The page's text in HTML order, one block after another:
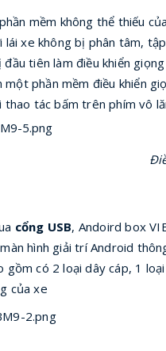
mềm không thể thiếu
xe không bị phân tâm,
tiên làm điều khiển
phần mềm điều khiển
thao tác bấm trên phím vô
cổng USB, Andoird box
hình giải trí Android
gồm có 2 loại dây cáp, 1
của xe